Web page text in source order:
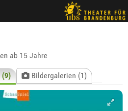
ab 15 Jahre
(9) Bildergalerien (1)